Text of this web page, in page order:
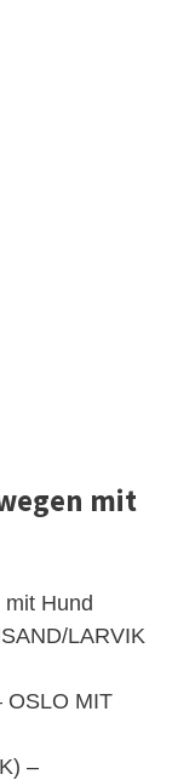
mit
Hund
LARVIK
OSLO MIT
–